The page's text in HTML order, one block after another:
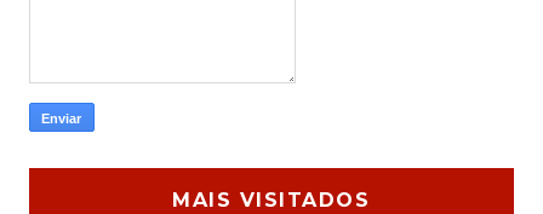
MAIS VISITADOS